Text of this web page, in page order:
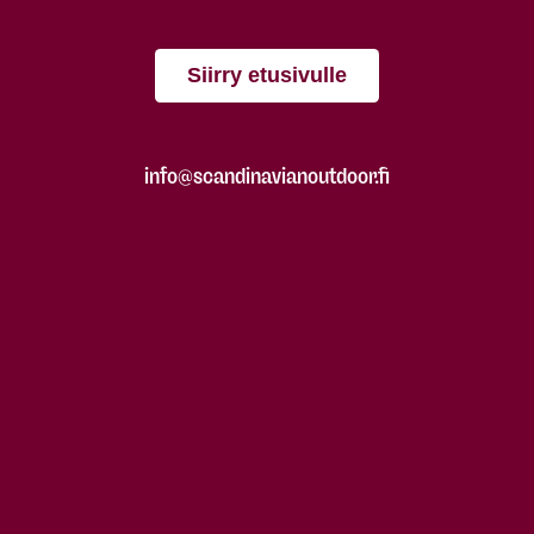
Siirry etusivulle
info@scandinavianoutdoor.fi